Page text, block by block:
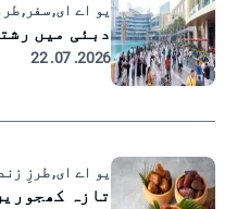
یو اے ای, سفر,
دبئی میں
2026. 07. 22
یو اے ای, طرزِ
تازہ